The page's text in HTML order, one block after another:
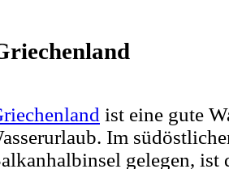
ist eine gute
Im
gelegen, ist